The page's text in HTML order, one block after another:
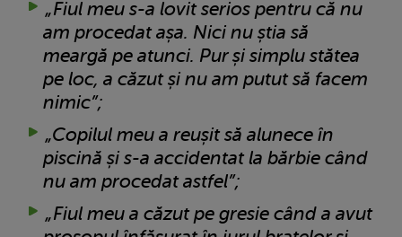
„Fiul meu s-a lovit serios pentru că nu
am procedat așa. Nici nu știa să
meargă pe atunci. Pur și simplu stătea
pe loc, a căzut și nu am putut să facem
nimic”;
„Copilul meu a reușit să alunece în
piscină și s-a accidentat la bărbie când
nu am procedat astfel”;
„Fiul meu a căzut pe gresie când a avut